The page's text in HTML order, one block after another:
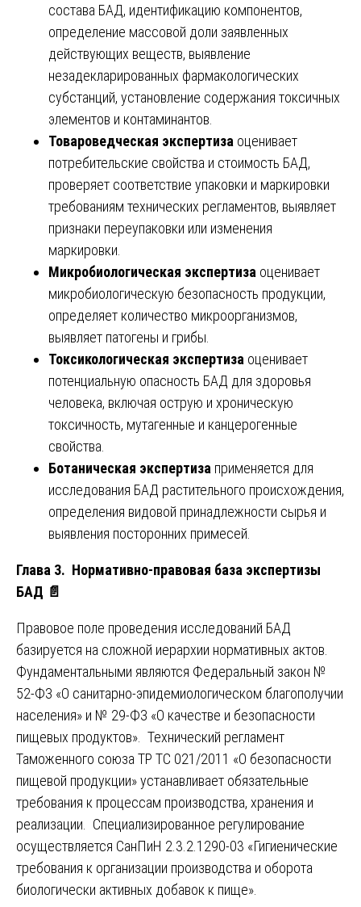
состава БАД, идентификацию компонентов,
определение массовой доли заявленных
действующих веществ, выявление
незадекларированных фармакологических
субстанций, установление содержания токсичных
элементов и контаминантов.
Товароведческая экспертиза оценивает
потребительские свойства и стоимость БАД,
проверяет соответствие упаковки и маркировки
требованиям технических регламентов, выявляет
признаки переупаковки или изменения
маркировки.
Микробиологическая экспертиза оценивает
микробиологическую безопасность продукции,
определяет количество микроорганизмов,
выявляет патогены и грибы.
Токсикологическая экспертиза оценивает
потенциальную опасность БАД для здоровья
человека, включая острую и хроническую
токсичность, мутагенные и канцерогенные
свойства.
Ботаническая экспертиза применяется для
исследования БАД растительного происхождения,
определения видовой принадлежности сырья и
выявления посторонних примесей.
Глава 3. Нормативно-правовая база экспертизы
БАД 📄
Правовое поле проведения исследований БАД
базируется на сложной иерархии нормативных актов.
Фундаментальными являются Федеральный закон №
52-ФЗ «О санитарно-эпидемиологическом благополучии
населения» и № 29-ФЗ «О качестве и безопасности
пищевых продуктов». Технический регламент
Таможенного союза ТР ТС 021/2011 «О безопасности
пищевой продукции» устанавливает обязательные
требования к процессам производства, хранения и
реализации. Специализированное регулирование
осуществляется СанПиН 2.3.2.1290-03 «Гигиенические
требования к организации производства и оборота
биологически активных добавок к пище».